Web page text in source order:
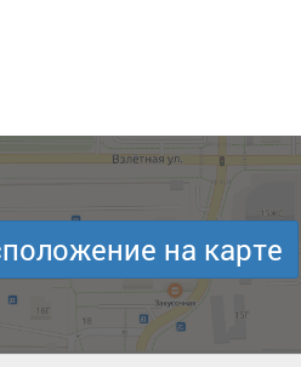
на карте